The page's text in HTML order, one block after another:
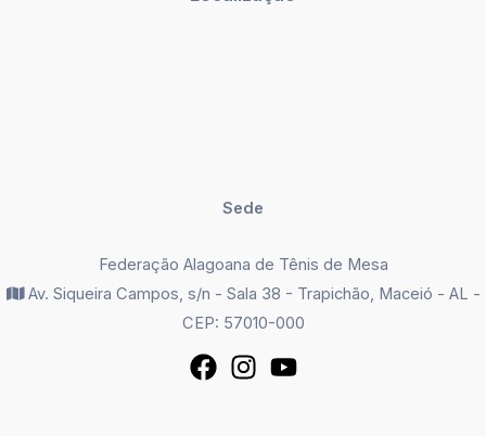
Sede
Federação Alagoana de Tênis de Mesa
Av. Siqueira Campos, s/n - Sala 38 - Trapichão, Maceió - AL -
CEP: 57010-000